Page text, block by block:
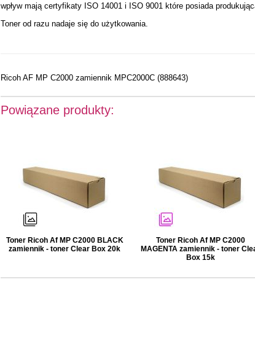
wpływ mają certyfikaty ISO 14001 i ISO 9001 które posiada
Toner od razu nadaje się do użytkowania.
Ricoh AF MP C2000 zamiennik MPC2000C (888643)
Powiązane produkty:
Toner Ricoh Af MP C2000 BLACK
zamiennik - toner Clear Box 20k
Toner Ricoh Af MP C2000
MAGENTA zamiennik - toner
Box 15k